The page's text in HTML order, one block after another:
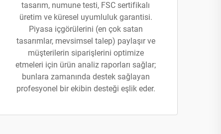
tasarım, numune testi, FSC sertifikalı
üretim ve küresel uyumluluk garantisi.
Piyasa içgörülerini (en çok satan
tasarımlar, mevsimsel talep) paylaşır ve
müşterilerin siparişlerini optimize
etmeleri için ürün analiz raporları sağlar;
bunlara zamanında destek sağlayan
profesyonel bir ekibin desteği eşlik eder.